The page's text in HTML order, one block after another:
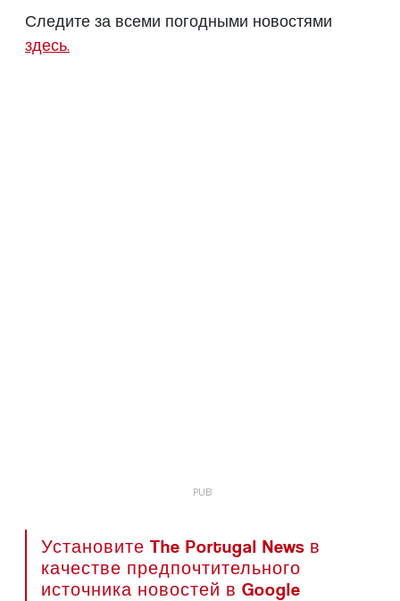
Следите за всеми погодными новостями
здесь.
Установите The Portugal News в
качестве предпочтительного
источника новостей в Google